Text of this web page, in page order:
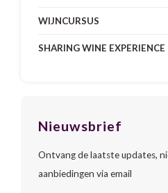
WIJNCURSUS
SHARING WINE EXPERIENCE
Nieuwsbrief
Ontvang de laatste updates,
aanbiedingen via email